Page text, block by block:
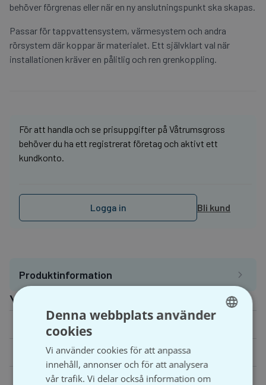
behöver förgrenas eller när en ny anslutningspunkt ska skapas.
Passar för tappvattensystem, värmesystem och andra
rörsystem där koppar är materialet. Ett självklart val när
installationen kräver en pålitlig och ren grenkoppling.
För att handla och se prisuppgifter på Våtrumsgross
behöver du ha ett registrerat företag och aktivt ett
kundkonto.
Logga in Bli kund
Produktinformation
Ytterligare information
N/A
Dimension 15x15x15, 22x22x22
Denna webbplats använder
cookies
Vi använder cookies för att anpassa
innehåll, annonser och för att analysera
vår trafik. Vi delar också information om